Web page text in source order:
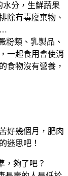
水分，生鮮蔬果
除有毒廢棄物、
粉類、乳製品、
一起食用會使消
食物沒有營養，
好幾個月，肥肉
迷思吧！
夠了吧？